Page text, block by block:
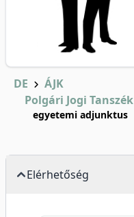
DE
ÁJK
Polgári Jogi Tanszék
egyetemi adjunktus
Elérhetőség